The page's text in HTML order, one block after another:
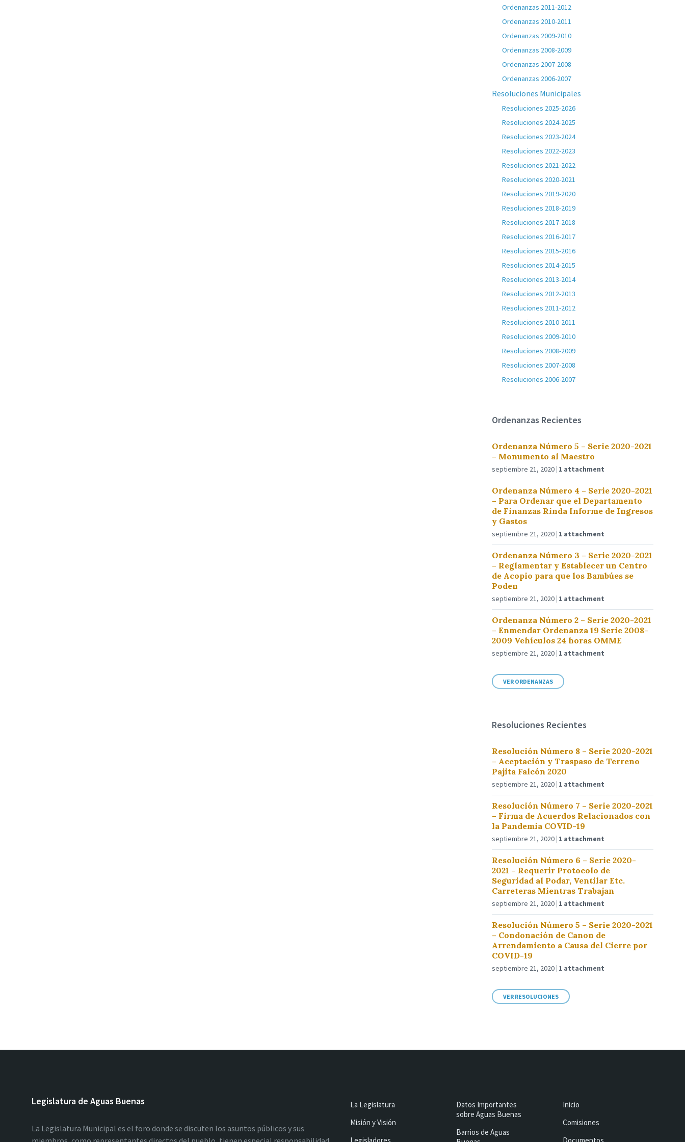
Ordenanzas 2011-2012
Ordenanzas 2010-2011
Ordenanzas 2009-2010
Ordenanzas 2008-2009
Ordenanzas 2007-2008
Ordenanzas 2006-2007
Resoluciones Municipales
Resoluciones 2025-2026
Resoluciones 2024-2025
Resoluciones 2023-2024
Resoluciones 2022-2023
Resoluciones 2021-2022
Resoluciones 2020-2021
Resoluciones 2019-2020
Resoluciones 2018-2019
Resoluciones 2017-2018
Resoluciones 2016-2017
Resoluciones 2015-2016
Resoluciones 2014-2015
Resoluciones 2013-2014
Resoluciones 2012-2013
Resoluciones 2011-2012
Resoluciones 2010-2011
Resoluciones 2009-2010
Resoluciones 2008-2009
Resoluciones 2007-2008
Resoluciones 2006-2007
Ordenanzas Recientes
Ordenanza Número 5 – Serie 2020-2021
– Monumento al Maestro
septiembre 21, 2020 1 attachment
Ordenanza Número 4 – Serie 2020-2021
– Para Ordenar que el Departamento
de Finanzas Rinda Informe de Ingresos
y Gastos
septiembre 21, 2020 1 attachment
Ordenanza Número 3 – Serie 2020-2021
– Reglamentar y Establecer un Centro
de Acopio para que los Bambúes se
Poden
septiembre 21, 2020 1 attachment
Ordenanza Número 2 – Serie 2020-2021
– Enmendar Ordenanza 19 Serie 2008-
2009 Vehículos 24 horas OMME
septiembre 21, 2020 1 attachment
VER ORDENANZAS
Resoluciones Recientes
Resolución Número 8 – Serie 2020-2021
– Aceptación y Traspaso de Terreno
Pajita Falcón 2020
septiembre 21, 2020 1 attachment
Resolución Número 7 – Serie 2020-2021
– Firma de Acuerdos Relacionados con
la Pandemia COVID-19
septiembre 21, 2020 1 attachment
Resolución Número 6 – Serie 2020-
2021 – Requerir Protocolo de
Seguridad al Podar, Ventilar Etc.
Carreteras Mientras Trabajan
septiembre 21, 2020 1 attachment
Resolución Número 5 – Serie 2020-2021
– Condonación de Canon de
Arrendamiento a Causa del Cierre por
COVID-19
septiembre 21, 2020 1 attachment
VER RESOLUCIONES
Legislatura de Aguas Buenas
La Legislatura Municipal es el foro donde se discuten los asuntos públicos y sus
La Legislatura
Misión y Visión
Datos Importantes
sobre Aguas Buenas
Barrios de Aguas
Inicio
Comisiones